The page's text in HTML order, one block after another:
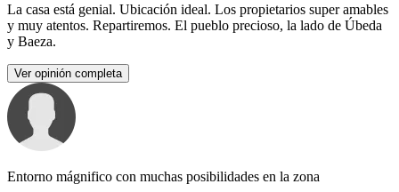
La casa está genial. Ubicación ideal. Los propietarios super amables
y muy atentos. Repartiremos. El pueblo precioso, la lado de Úbeda
y Baeza.
Ver opinión completa
Entorno mágnifico con muchas posibilidades en la zona